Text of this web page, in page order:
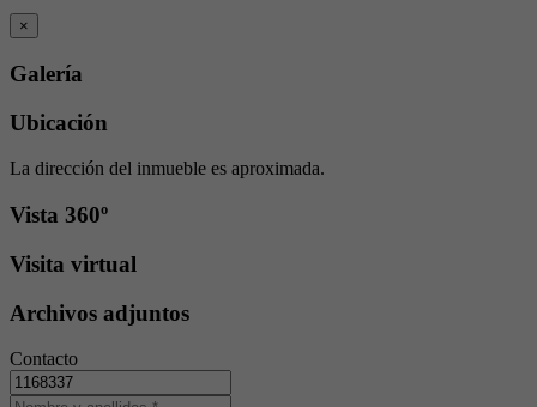
×
Galería
Ubicación
La dirección del inmueble es aproximada.
Vista 360º
Visita virtual
Archivos adjuntos
Contacto